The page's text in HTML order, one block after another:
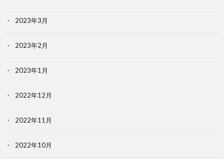
2023年3月
2023年2月
2023年1月
2022年12月
2022年11月
2022年10月